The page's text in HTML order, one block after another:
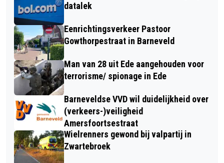
datalek
Eenrichtingsverkeer Pastoor
Gowthorpestraat in Barneveld
Man van 28 uit Ede aangehouden voor
terrorisme/ spionage in Ede
Barneveldse VVD wil duidelijkheid over
(verkeers-)veiligheid
Amersfoortsestraat
Wielrenners gewond bij valpartij in
Zwartebroek